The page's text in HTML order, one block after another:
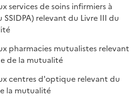
services de soins infirmiers à
SSIDPA) relevant du Livre III du
pharmacies mutualistes relevant
de la mutualité
centres d'optique relevant du
la mutualité